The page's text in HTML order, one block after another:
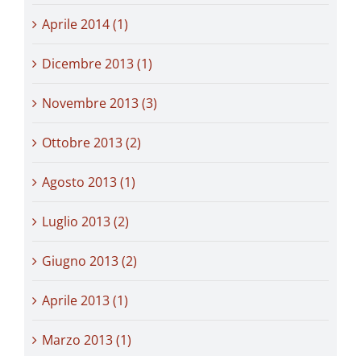
Aprile 2014 (1)
Dicembre 2013 (1)
Novembre 2013 (3)
Ottobre 2013 (2)
Agosto 2013 (1)
Luglio 2013 (2)
Giugno 2013 (2)
Aprile 2013 (1)
Marzo 2013 (1)